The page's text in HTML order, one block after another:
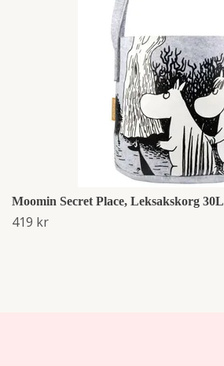
Moomin Secret Place, Leksakskorg 30L
419 kr